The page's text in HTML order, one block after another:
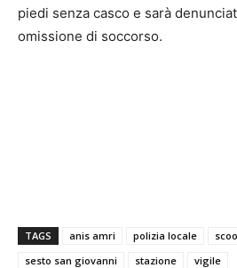
piedi senza casco e sarà
omissione di soccorso.
TAGS anis amri polizia locale
sesto san giovanni
stazione vigile